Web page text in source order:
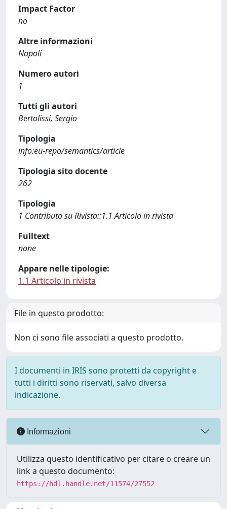
Impact Factor
no
Altre informazioni
Napoli
Numero autori
1
Tutti gli autori
Bertolissi, Sergio
Tipologia
info:eu-repo/semantics/article
Tipologia sito docente
262
Tipologia
1 Contributo su Rivista::1.1 Articolo in rivista
Fulltext
none
Appare nelle tipologie:
1.1 Articolo in rivista
File in questo prodotto:
Non ci sono file associati a questo prodotto.
I documenti in IRIS sono protetti da copyright e
tutti i diritti sono riservati, salvo diversa
indicazione.
Informazioni
Utilizza questo identificativo per citare o creare un
link a questo documento:
https://hdl.handle.net/11574/27552